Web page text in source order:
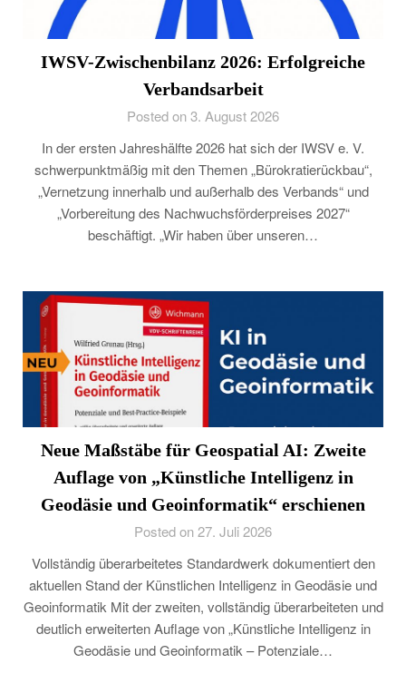
IWSV-Zwischenbilanz 2026: Erfolgreiche
Verbandsarbeit
Posted on 3. August 2026
In der ersten Jahreshälfte 2026 hat sich der IWSV e. V.
schwerpunktmäßig mit den Themen „Bürokratierückbau“,
„Vernetzung innerhalb und außerhalb des Verbands“ und
„Vorbereitung des Nachwuchsförderpreises 2027“
beschäftigt. „Wir haben über unseren…
Neue Maßstäbe für Geospatial AI: Zweite
Auflage von „Künstliche Intelligenz in
Geodäsie und Geoinformatik“ erschienen
Posted on 27. Juli 2026
Vollständig überarbeitetes Standardwerk dokumentiert den
aktuellen Stand der Künstlichen Intelligenz in Geodäsie und
Geoinformatik Mit der zweiten, vollständig überarbeiteten und
deutlich erweiterten Auflage von „Künstliche Intelligenz in
Geodäsie und Geoinformatik – Potenziale…